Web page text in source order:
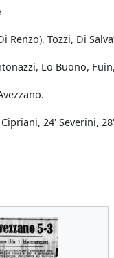
Renzo), Tozzi, Di
Lo Buono,
24' Severini,